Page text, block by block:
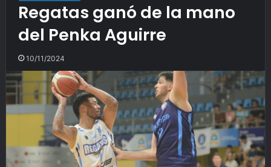
Regatas ganó de la mano
del Penka Aguirre
10/11/2024